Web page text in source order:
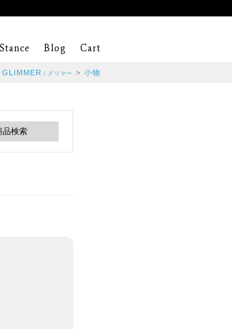
Stance Blog Cart
GLIMMER / グリマー > 小物